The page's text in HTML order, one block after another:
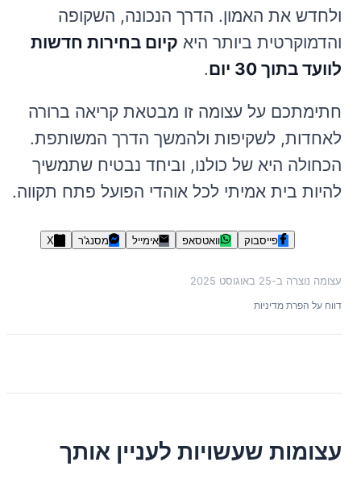
ולחדש את האמון. הדרך הנכונה, השקופה
והדמוקרטית ביותר היא קיום בחירות חדשות
לוועד בתוך 30 יום
.
חתימתכם על עצומה זו מבטאת קריאה ברורה
לאחדות, לשקיפות ולהמשך הדרך המשותפת.
הכחולה היא של כולנו, וביחד נבטיח שתמשיך
להיות בית אמיתי לכל אוהדי הפועל פתח תקווה.
פייסבוק וואטסאפ אימייל מסנג'ר X
עצומה נוצרה ב-25 באוגוסט 2025
דווח על הפרת מדיניות
עצומות שעשויות לעניין אותך